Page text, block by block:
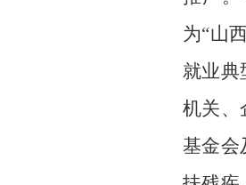
为“山
就业典
机关、
基金会